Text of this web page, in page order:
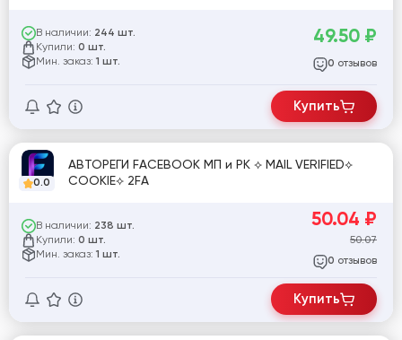
В наличии: 244 шт.
Купили: 0 шт.
Мин. заказ: 1 шт.
49.50 ₽
0 отзывов
Купить
0.0
АВТОРЕГИ FACEBOOK МП и РК ⟡ MAIL VERIFIED⟡
COOKIE⟡ 2FA
В наличии: 238 шт.
Купили: 0 шт.
Мин. заказ: 1 шт.
50.04 ₽
50.07
0 отзывов
Купить